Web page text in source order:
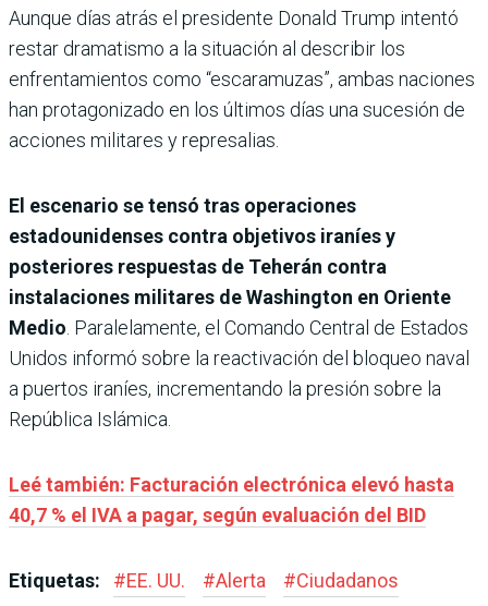
Aunque días atrás el presidente Donald Trump intentó
restar dramatismo a la situación al describir los
enfrentamientos como “escaramuzas”, ambas naciones
han protagonizado en los últimos días una sucesión de
acciones militares y represalias.
El escenario se tensó tras operaciones
estadounidenses contra objetivos iraníes y
posteriores respuestas de Teherán contra
instalaciones militares de Washington en Oriente
Medio . Paralelamente, el Comando Central de Estados
Unidos informó sobre la reactivación del bloqueo naval
a puertos iraníes, incrementando la presión sobre la
República Islámica.
Leé también: Facturación electrónica elevó hasta
40,7 % el IVA a pagar, según evaluación del BID
Etiquetas: #EE. UU. #Alerta #Ciudadanos